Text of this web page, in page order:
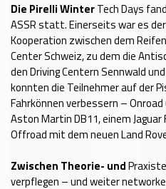
Die Pirelli WinterTech Days
ASSR statt. Einerseits war es
Kooperation zwischen dem
Center Schweiz, zu dem die
den Driving Centern Sennwald
konnten die Teilnehmer auf der
Fahrkönnen verbessern –
Aston Martin DB11, einem Jaguar
Offroad mit dem neuen Land
Zwischen Theorie- und
verpflegen – und weiter